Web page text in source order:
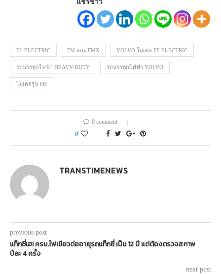
แชร์ข่าว
FL ELECTRIC FM และ FMX VOLVO โมเดล FE ELECTRIC
รถบรรทุกไฟฟ้า HEAVY-DUTY รถบรรทุกไฟฟ้า VOLVO
โมเดลรุ่น FH
0 comment
0
TRANSTIMENEWS
previous post
แท็กซี่เฮ! ครม.ไฟเขียวต่ออายุรถแท็กซี่ เป็น 12 ปี แต่ต้องตรวจสภาพ
ปีละ 4 ครั้ง
next post